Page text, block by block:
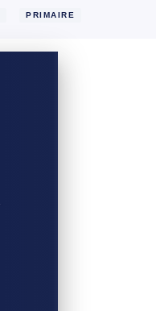
PRIMAIRE